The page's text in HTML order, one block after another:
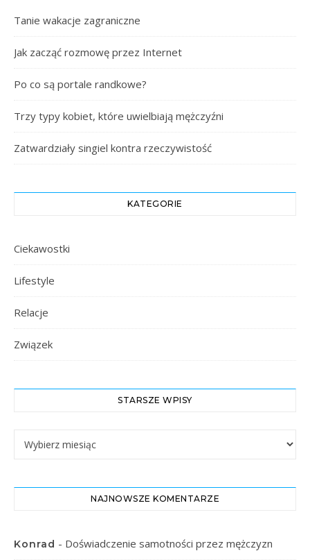
Tanie wakacje zagraniczne
Jak zacząć rozmowę przez Internet
Po co są portale randkowe?
Trzy typy kobiet, które uwielbiają mężczyźni
Zatwardziały singiel kontra rzeczywistość
KATEGORIE
Ciekawostki
Lifestyle
Relacje
Związek
STARSZE WPISY
NAJNOWSZE KOMENTARZE
Konrad - Doświadczenie samotności przez mężczyzn